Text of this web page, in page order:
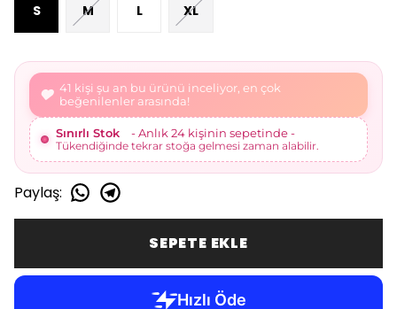
S M L XL
42 kişi şu an bu ürünü inceliyor, en çok
beğenilenler arasında!
Sınırlı Stok
- Anlık 24 kişinin sepetinde -
Tükendiğinde tekrar stoğa gelmesi zaman alabilir.
Paylaş:
SEPETE EKLE